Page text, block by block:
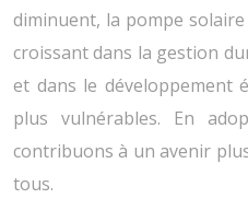
diminuent, la pompe
croissant dans la gestion
et dans le développement
plus vulnérables. En
contribuons à un avenir
tous.